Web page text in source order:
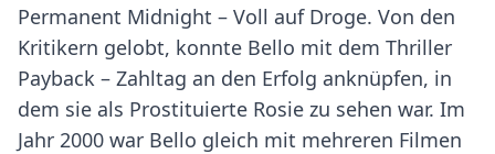
Permanent Midnight – Voll auf Droge. Von den
Kritikern gelobt, konnte Bello mit dem Thriller
Payback – Zahltag an den Erfolg anknüpfen, in
dem sie als Prostituierte Rosie zu sehen war. Im
Jahr 2000 war Bello gleich mit mehreren Filmen